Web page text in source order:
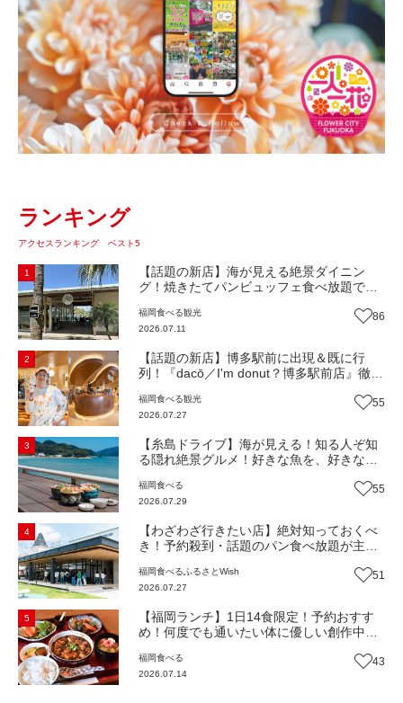
ランキング
アクセスランキング ベスト5
1
【話題の新店】海が見える絶景ダイニン
グ！焼きたてパンビュッフェ食べ放題で大
Beach Cafe』（福岡・糸島市）【まち歩
き】
福岡食べる観光
2026.07.11
86
2
【話題の新店】博多駅前に出現＆既に行
列！『dacō／I'm donut？博多駅前店』徹底
しみ方＆イチオシメニューも紹介！（福岡
市博多区）【まち歩き】
福岡食べる観光
2026.07.27
55
3
【糸島ドライブ】海が見える！知る人ぞ知
る隠れ絶景グルメ！好きな魚を、好きなだ
堂』（福岡市西区）【まち歩き】
福岡食べる
2026.07.29
55
4
【わざわざ行きたい店】絶対知っておくべ
き！予約殺到・話題のパン食べ放題が主
『bound garden』（福岡・新宮町）【まち
歩き】
福岡食べるふるさとWish
2026.07.27
51
5
【福岡ランチ】1日14食限定！予約おすす
め！何度でも通いたい体に優しい創作中華
【まち歩き】
福岡食べる
2026.07.14
43